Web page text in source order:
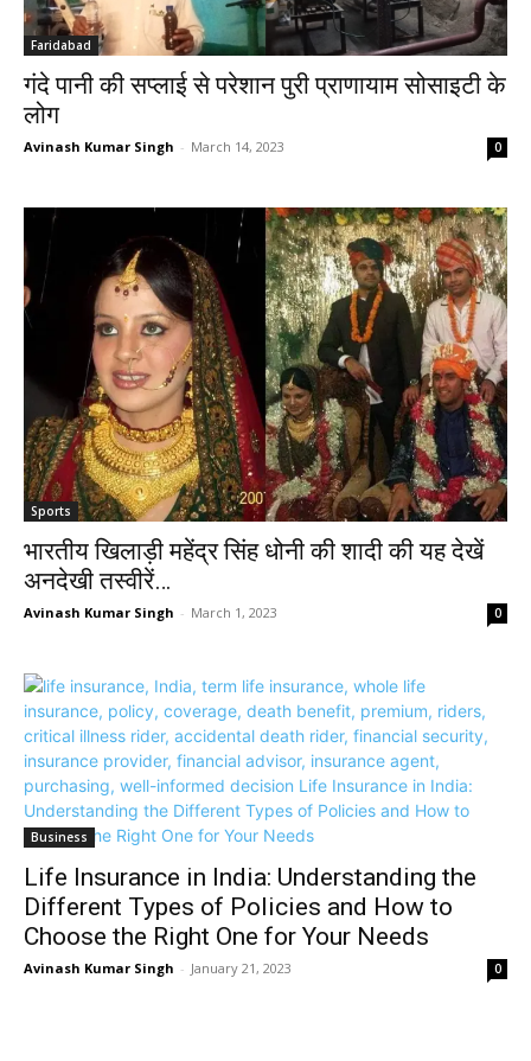
Faridabad
गंदे पानी की सप्लाई से परेशान पुरी प्राणायाम सोसाइटी के
लोग
Avinash Kumar Singh - March 14, 2023 0
Sports
भारतीय खिलाड़ी महेंद्र सिंह धोनी की शादी की यह देखें
अनदेखी तस्वीरें…
Avinash Kumar Singh - March 1, 2023 0
Business
Life Insurance in India: Understanding the
Different Types of Policies and How to
Choose the Right One for Your Needs
Avinash Kumar Singh - January 21, 2023 0